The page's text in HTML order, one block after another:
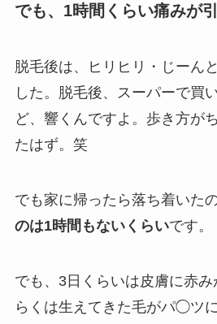
でも、1時間くらい痛みが
脱毛後は、ヒリヒリ・じーん
した。脱毛後、スーパーで買
ど、響くんですよ。歩き方が
たはず。笑
でも家に帰ったら落ち着いたの
のは1時間もないくらいです。
でも、3日くらいは皮膚に赤
らくは生えてきた毛がパ◯ツ